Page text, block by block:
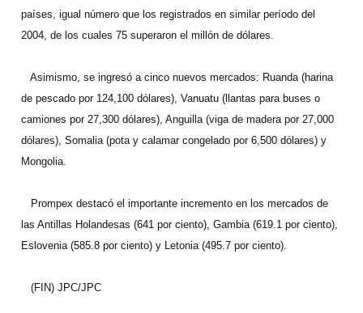
países, igual número que los registrados en similar período del
2004, de los cuales 75 superaron el millón de dólares.
Asimismo, se ingresó a cinco nuevos mercados: Ruanda (harina
de pescado por 124,100 dólares), Vanuatu (llantas para buses o
camiones por 27,300 dólares), Anguilla (viga de madera por 27,000
dólares), Somalia (pota y calamar congelado por 6,500 dólares) y
Mongolia.
Prompex destacó el importante incremento en los mercados de
las Antillas Holandesas (641 por ciento), Gambia (619.1 por ciento),
Eslovenia (585.8 por ciento) y Letonia (495.7 por ciento).
(FIN) JPC/JPC